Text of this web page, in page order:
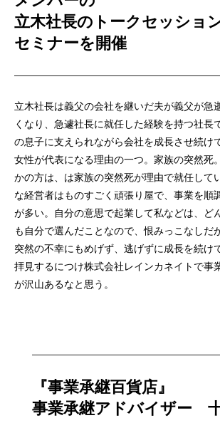
立木社長のトークセッショ
セミナーを開催
立木社長は義父の会社を継いだ夫が義父が急
くなり、急遽社長に就任した経験を持つ社長
の息子に支えられながら会社を成長させ続け
女性が代表になる理由の一つ。家族の突然死
かの方は、は家族の突然死が理由で就任して
な経営者はものすごく頑張り屋で、事業を順
が多い。自分の意思で起業して私などは、ど
も自分で選んだことなので、恨みっこなしだ
突然の不幸にもめげず、逃げずに成長を続け
拝見するにつけ株式会社レインカネイトで事
が沢山あるなと思う。
『事業承継百貨店』
事業承継アドバイザー